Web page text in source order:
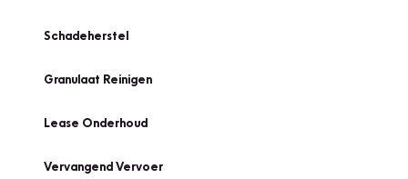
Schadeherstel
Granulaat Reinigen
Lease Onderhoud
Vervangend Vervoer